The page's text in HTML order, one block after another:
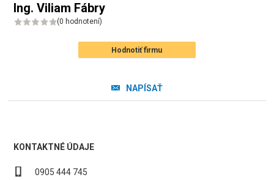
Ing. Viliam Fábry
(0 hodnotení)
Hodnotiť firmu
NAPÍSAŤ
KONTAKTNÉ ÚDAJE
0905 444 745